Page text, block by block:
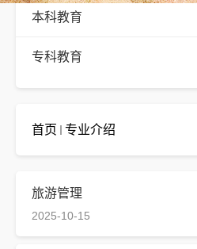
本科教育
专科教育
首页 专业介绍
旅游管理
2025-10-15